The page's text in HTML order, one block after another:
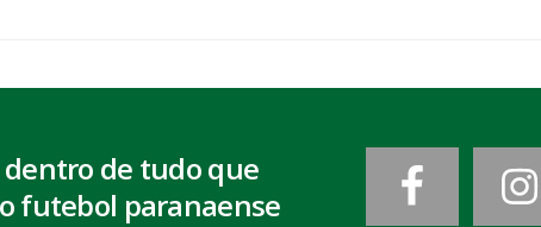
dentro de tudo que
futebol paranaense